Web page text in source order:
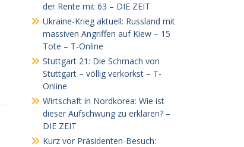
der Rente mit 63 – DIE ZEIT
Ukraine-Krieg aktuell: Russland mit
massiven Angriffen auf Kiew – 15
Tote – T-Online
Stuttgart 21: Die Schmach von
Stuttgart – völlig verkorkst – T-
Online
Wirtschaft in Nordkorea: Wie ist
dieser Aufschwung zu erklären? –
DIE ZEIT
Kurz vor Präsidenten-Besuch: